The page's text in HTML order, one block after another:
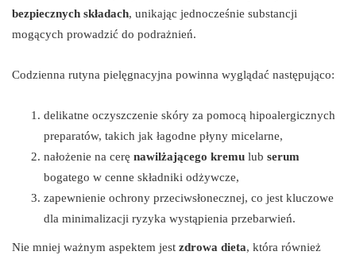
bezpiecznych składach, unikając jednocześnie substancji
mogących prowadzić do podrażnień.
Codzienna rutyna pielęgnacyjna powinna wyglądać następująco:
delikatne oczyszczenie skóry za pomocą hipoalergicznych
preparatów, takich jak łagodne płyny micelarne,
nałożenie na cerę nawilżającego kremu lub serum
bogatego w cenne składniki odżywcze,
zapewnienie ochrony przeciwsłonecznej, co jest kluczowe
dla minimalizacji ryzyka wystąpienia przebarwień.
Nie mniej ważnym aspektem jest zdrowa dieta, która również